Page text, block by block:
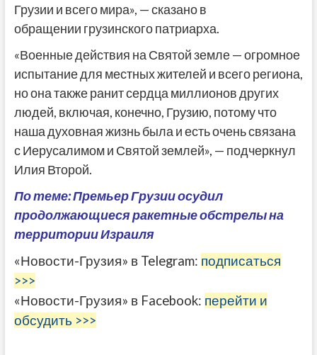
Грузии и всего мира», — сказано в
обращении грузинского патриарха.
«Военные действия на Святой земле — огромное
испытание для местных жителей и всего региона,
но она также ранит сердца миллионов других
людей, включая, конечно, Грузию, потому что
наша духовная жизнь была и есть очень связана
с Иерусалимом и Святой землей», — подчеркнул
Илия Второй.
По теме: Премьер Грузии осудил
продолжающиеся ракетные обстрелы на
территории Израиля
«Новости-Грузия» в Telegram: подписаться
>>>
«Новости-Грузия» в Facebook: перейти и
обсудить >>>